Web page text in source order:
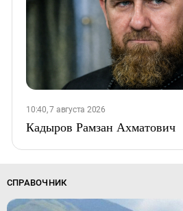
10:40, 7 августа 2026
Кадыров Рамзан Ахматович
СПРАВОЧНИК